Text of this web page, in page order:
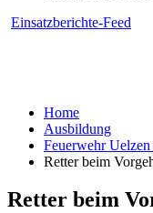
Einsatzberichte-Feed
Home
Ausbildung
Feuerwehr
Retter beim
Retter beim